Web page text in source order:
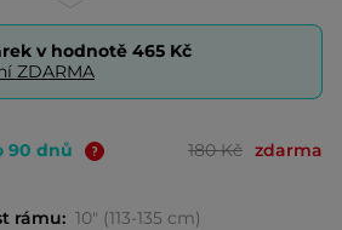
v hodnotě 465 Kč
ZDARMA
90 dnů 180 Kč zdarma
rámu: 10" (113-135 cm)